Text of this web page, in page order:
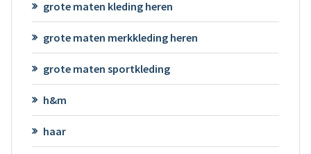
grote maten kleding heren
grote maten merkkleding heren
grote maten sportkleding
h&m
haar